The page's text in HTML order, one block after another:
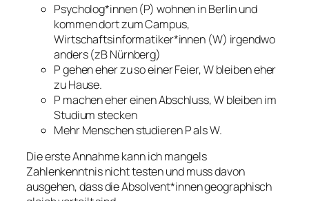
Psycholog*innen (P) wohnen in Berlin und
kommen dort zum Campus,
Wirtschaftsinformatiker*innen (W) irgendwo
anders (zB Nürnberg)
P gehen eher zu so einer Feier, W bleiben eher
zu Hause.
P machen eher einen Abschluss, W bleiben im
Studium stecken
Mehr Menschen studieren P als W.
Die erste Annahme kann ich mangels
Zahlenkenntnis nicht testen und muss davon
ausgehen, dass die Absolvent*innen geographisch